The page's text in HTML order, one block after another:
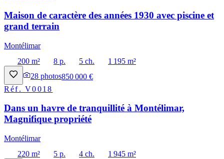
Maison de caractère des années 1930 avec piscine et
grand terrain
Montélimar
200 m²
8 p. 5 ch.
1 195 m²
28 photos850 000 €
Réf.V0018
Dans un havre de tranquillité à Montélimar,
Magnifique propriété
Montélimar
220 m²
5 p. 4 ch.
1 945 m²